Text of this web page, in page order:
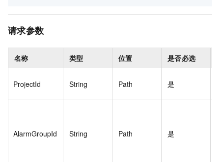
请求参数
名称 类型 位置 是否必选
ProjectId String Path 是
AlarmGroupId String Path 是